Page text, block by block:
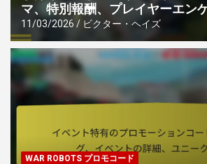
マ、特別報酬、プレイヤーエン
11/03/2026 ビクター・ヘイズ
WAR ROBOTS プロモコード